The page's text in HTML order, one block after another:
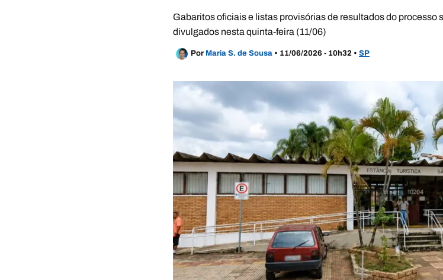
Gabaritos oficiais e listas provisórias de resultados do processo
divulgados nesta quinta-feira (11/06)
Por Maria S. de Sousa • 11/06/2026 - 10h32 • SP